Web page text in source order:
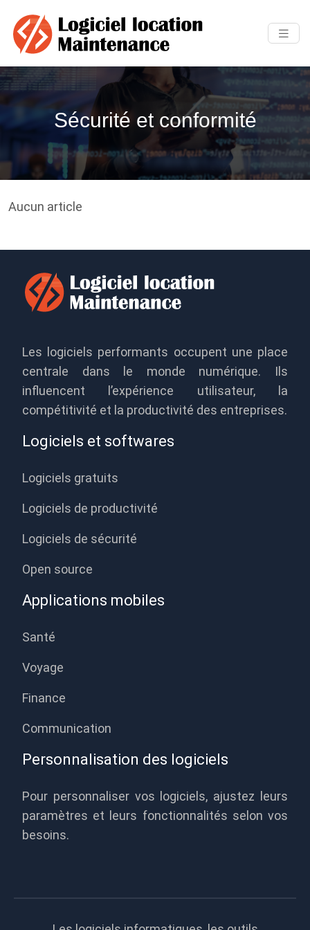
Sécurité et conformité
Aucun article
Les logiciels performants occupent une place
centrale dans le monde numérique. Ils
influencent l’expérience utilisateur, la
compétitivité et la productivité des entreprises.
Logiciels et softwares
Logiciels gratuits
Logiciels de productivité
Logiciels de sécurité
Open source
Applications mobiles
Santé
Voyage
Finance
Communication
Personnalisation des logiciels
Pour personnaliser vos logiciels, ajustez leurs
paramètres et leurs fonctionnalités selon vos
besoins.